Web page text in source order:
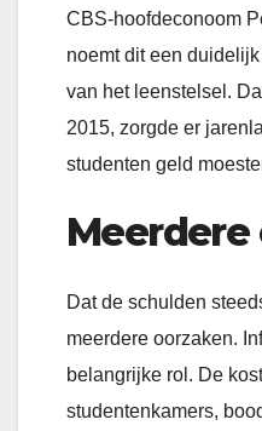
CBS-hoofdeconoom
noemt dit een
van het leenstelsel.
2015, zorgde er
studenten geld
Dat de schulden
meerdere oorzaken.
belangrijke rol. De
studentenkamers,